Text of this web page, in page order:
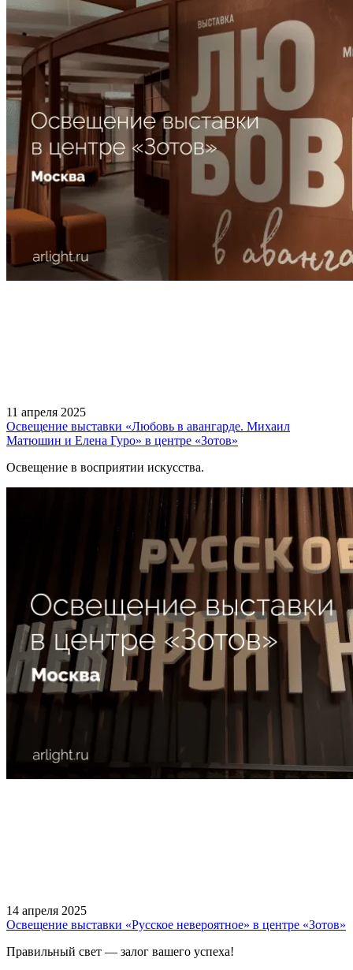
11 апреля 2025
Освещение выставки «Любовь в авангарде. Михаил
Матюшин и Елена Гуро» в центре «Зотов»
Освещение в восприятии искусства.
14 апреля 2025
Освещение выставки «Русское невероятное» в центре «Зотов»
Правильный свет — залог вашего успеха!